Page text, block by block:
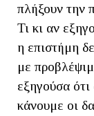
πλήξουν την
Τι κι αν
η επιστήμη
με
εξηγούσα
κάνουμε οι